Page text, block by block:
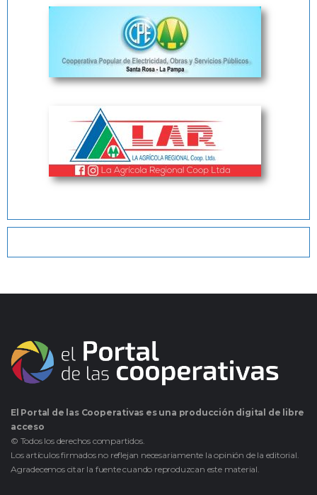
El Portal de las Cooperativas es una producción digital de libre
acceso
© Todos los derechos compartidos.
Los artículos firmados no reflejan necesariamente la opinión de la editorial.
Agradecemos citar la fuente cuando reproduzcan este material.